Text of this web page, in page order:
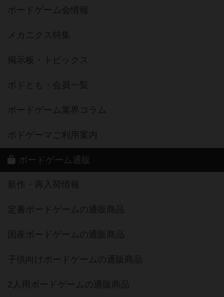
ボードゲーム会情報
メカニクス特集
掲示板・トピックス
ボドとも・会員一覧
ボードゲーム業界コラム
ボドゲーマご利用案内
ボードゲーム通販
新作・再入荷情報
定番ボードゲームの通販商品
国産ボードゲームの通販商品
子供向けボードゲームの通販商品
2人用ボードゲームの通販商品